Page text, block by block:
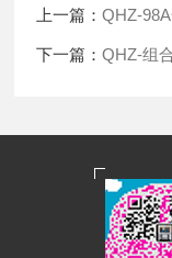
上一篇：QHZ-
下一篇：QHZ-组